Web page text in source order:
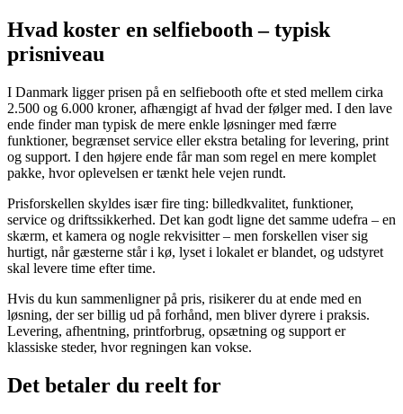
Hvad koster en selfiebooth – typisk
prisniveau
I Danmark ligger prisen på en selfiebooth ofte et sted mellem cirka
2.500 og 6.000 kroner, afhængigt af hvad der følger med. I den lave
ende finder man typisk de mere enkle løsninger med færre
funktioner, begrænset service eller ekstra betaling for levering, print
og support. I den højere ende får man som regel en mere komplet
pakke, hvor oplevelsen er tænkt hele vejen rundt.
Prisforskellen skyldes især fire ting: billedkvalitet, funktioner,
service og driftssikkerhed. Det kan godt ligne det samme udefra – en
skærm, et kamera og nogle rekvisitter – men forskellen viser sig
hurtigt, når gæsterne står i kø, lyset i lokalet er blandet, og udstyret
skal levere time efter time.
Hvis du kun sammenligner på pris, risikerer du at ende med en
løsning, der ser billig ud på forhånd, men bliver dyrere i praksis.
Levering, afhentning, printforbrug, opsætning og support er
klassiske steder, hvor regningen kan vokse.
Det betaler du reelt for